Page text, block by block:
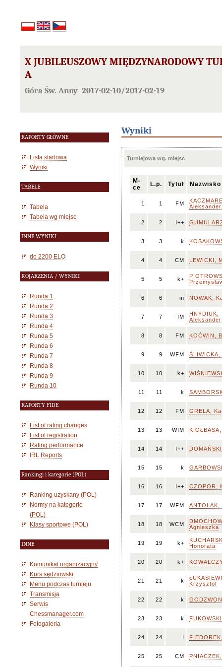
X JUBILEUSZOWY MIĘDZYNARODOWY
A
Góra Św. Anny 2017-02-10/2017-02-19
RAPORTY GŁÓWNE
Lista startowa
Wyniki
TABELE
Tabela
Tabela wg miejsc
INNE WYNIKI
do 2200 ELO
KOJARZENIA / WYNIKI
Runda 1
Runda 2
Runda 3
Runda 4
Runda 5
Runda 6
Runda 7
Runda 8
Runda 9
Runda 10
RAPORTY FIDE
List of rating changes
List of registration
Rating performance
IRL Reports
Rankingi i kategorie (POL)
Ranking uzyskany (POL)
Normy na kategorie
(POL)
Klasy sportowe (POL)
INNE
Komunikat organizacyjny
Kurs sędziowski
Menu podczas turnieju
Transmisja
Serwis
Chessmanager.com
Fotogaleria
Wyniki
Turniejowa wg. miejsc
M-
ce
L.p. Tytuł
1 1 FM
Aleksander
2 2 I++
3 3 k
4 4 CM LEWICKI,
5 5 k+
6 6 m NOWAK,
7 7 IM
HNYDIUK,
Aleksander
8 8 FM KOĆWIN,
9 9 WFM ŚLIWICKA,
10 10 k+
11 11 k
12 12 FM GRELA,
13 13 WIM
14 14 I++
15 15 k
16 16 I++ CZOPOR,
17 17 WFM ANTOLAK,
18 18 WCM
Agnieszka
19 19 k+
Honorata
20 20 k+
21 21 k
Krzysztof
22 22 k
23 23 k
24 24 I
25 25 CM